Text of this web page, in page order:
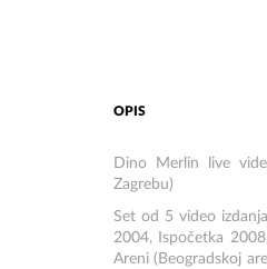
OPIS
Dino Merlin live
Zagrebu)
Set od 5 video
2004, Ispočetka
Areni (Beogradskoj